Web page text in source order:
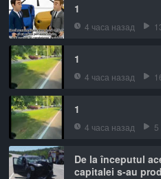
1
4 часа назад
1
4 часа назад
1
4 часа назад 5
De la începutul
capitalei s-au